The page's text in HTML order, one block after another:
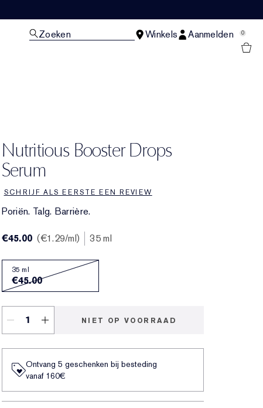
Zoeken Winkels Aanmelden 0
Nutritious Booster Drops
Serum
SCHRIJF ALS EERSTE EEN REVIEW
Poriën. Talg. Barrière.
€45.00 €1.29/ml 35 ml
35 ml
€45.00
NIET OP VOORRAAD
Ontvang 5 geschenken bij besteding
vanaf 160€